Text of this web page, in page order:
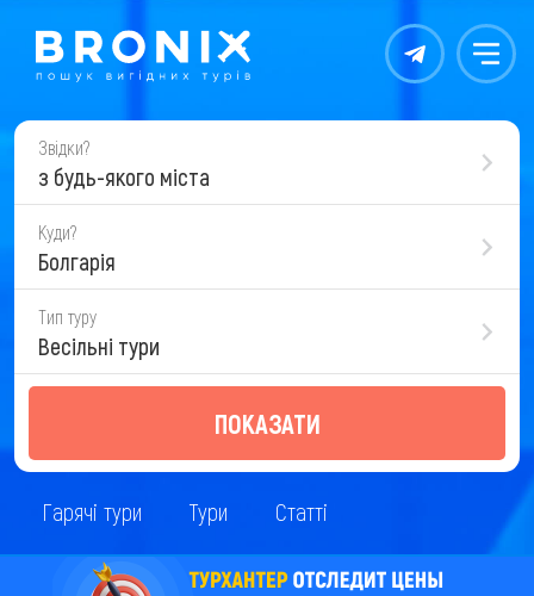
Контакты Меню
Звідки?
з будь-якого міста
Куди?
Болгарія
Тип туру
Весільні тури
ПОКАЗАТИ
Гарячі тури Тури Статті